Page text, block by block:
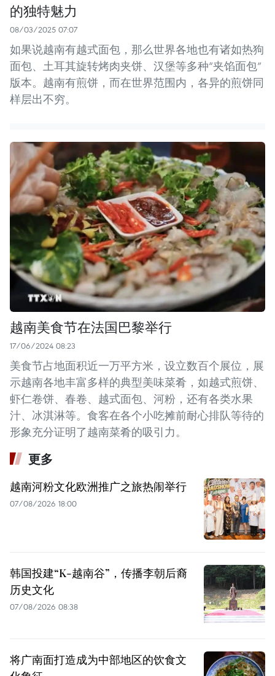
的独特魅力
08/03/2025 07:07
如果说越南有越式面包，那么世界各地也有诸如热狗
面包、土耳其旋转烤肉夹饼、汉堡等多种“夹馅面包”
版本。越南有煎饼，而在世界范围内，各异的煎饼同
样层出不穷。
越南美食节在法国巴黎举行
17/06/2024 08:23
美食节占地面积近一万平方米，设立数百个展位，展
示越南各地丰富多样的典型美味菜肴，如越式煎饼、
虾仁卷饼、春卷、越式面包、河粉，还有各类水果
汁、冰淇淋等。食客在各个小吃摊前耐心排队等待的
形象充分证明了越南菜肴的吸引力。
更多
越南河粉文化欧洲推广之旅热闹举行
07/08/2026 18:00
韩国投建“K-越南谷”，传播李朝后裔
历史文化
07/08/2026 08:38
将广南面打造成为中部地区的饮食文